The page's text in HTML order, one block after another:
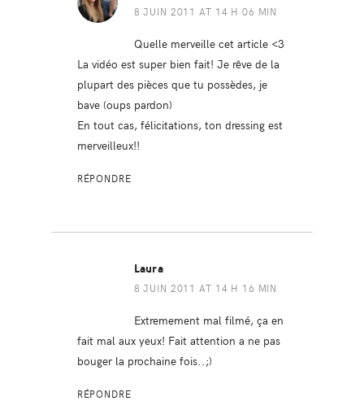
8 JUIN 2011 AT 14 H 06 MIN
Quelle merveille cet article <3
La vidéo est super bien fait! Je rêve de la
plupart des pièces que tu possèdes, je
bave (oups pardon)
En tout cas, félicitations, ton dressing est
merveilleux!!
RÉPONDRE
Laura
8 JUIN 2011 AT 14 H 16 MIN
Extremement mal filmé, ça en
fait mal aux yeux! Fait attention a ne pas
bouger la prochaine fois..;)
RÉPONDRE